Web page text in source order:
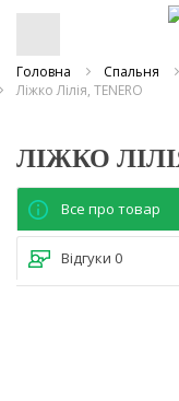
Головна Спальня
Ліжко Лілія, TENERO
ЛІЖКО
Все про товар
Відгуки 0